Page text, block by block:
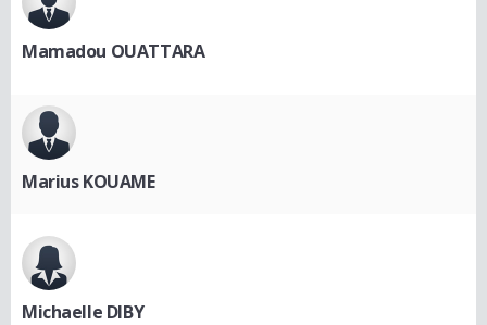
Mamadou OUATTARA
Marius KOUAME
Michaelle DIBY